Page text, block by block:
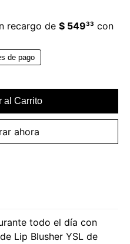
recargo de $ 54933 con
de pago
al Carrito
ahora
todo el día con
Lip Blusher YSL de